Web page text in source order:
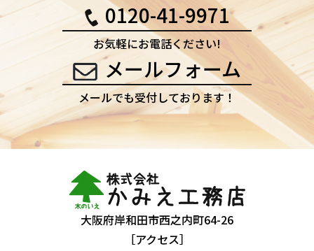
0120-41-9971
お気軽にお電話ください!
メールフォーム
メールでも受付しております！
大阪府岸和田市西之内町64-26
［アクセス］